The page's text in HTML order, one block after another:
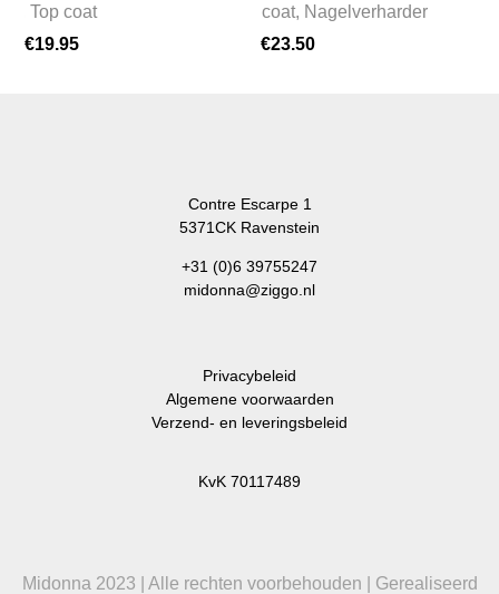
,Top coat
€19.95
Base coat, Nagelverharder
€23.50
Contre Escarpe 1
5371CK Ravenstein
+31 (0)6 39755247
midonna@ziggo.nl
Privacybeleid
Algemene voorwaarden
Verzend- en leveringsbeleid
KvK 70117489
Midonna 2023 | Alle rechten voorbehouden | Gerealiseerd